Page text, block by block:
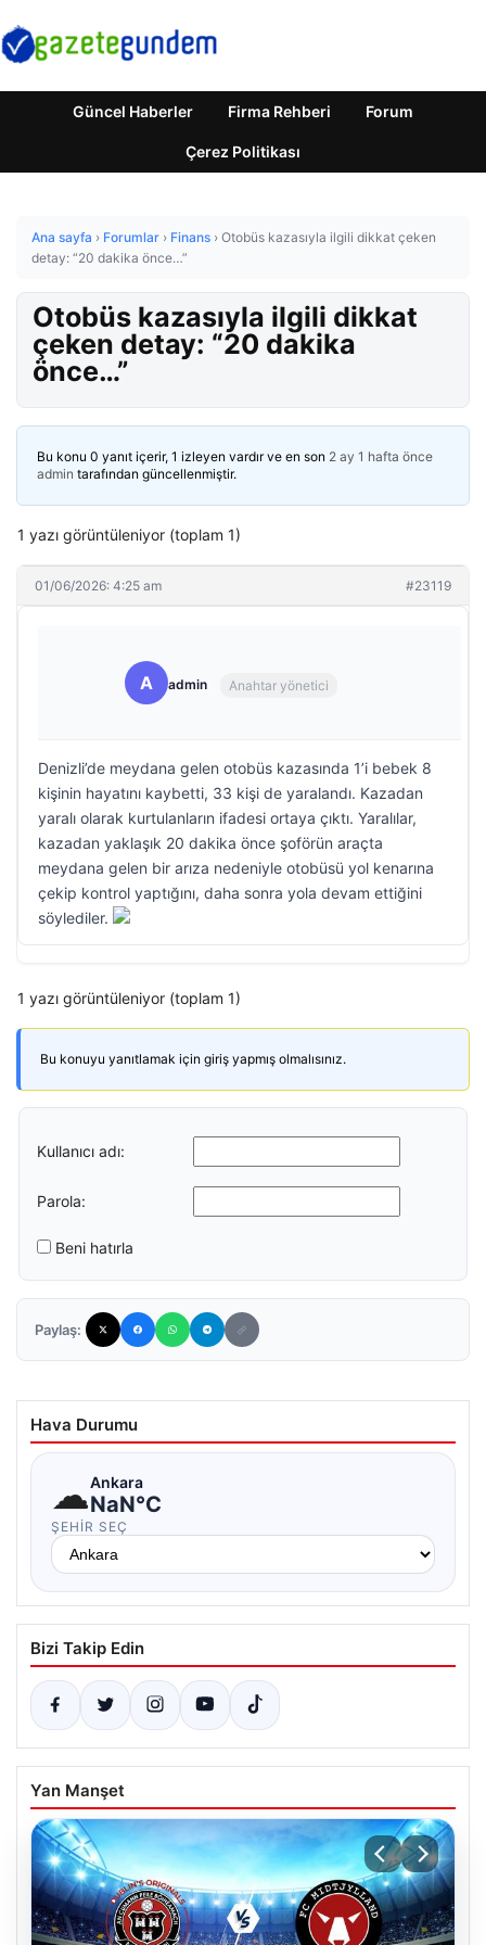
Güncel Haberler Firma Rehberi Forum
Çerez Politikası
Ana sayfa › Forumlar › Finans › Otobüs kazasıyla ilgili dikkat çeken
detay: “20 dakika önce…”
Otobüs kazasıyla ilgili dikkat
çeken detay: “20 dakika
önce…”
Bu konu 0 yanıt içerir, 1 izleyen vardır ve en son 2 ay 1 hafta önce
admin tarafından güncellenmiştir.
1 yazı görüntüleniyor (toplam 1)
01/06/2026: 4:25 am #23119
A admin Anahtar yönetici
Denizli’de meydana gelen otobüs kazasında 1’i bebek 8
kişinin hayatını kaybetti, 33 kişi de yaralandı. Kazadan
yaralı olarak kurtulanların ifadesi ortaya çıktı. Yaralılar,
kazadan yaklaşık 20 dakika önce şoförün araçta
meydana gelen bir arıza nedeniyle otobüsü yol kenarına
çekip kontrol yaptığını, daha sonra yola devam ettiğini
söylediler.
1 yazı görüntüleniyor (toplam 1)
Bu konuyu yanıtlamak için giriş yapmış olmalısınız.
Kullanıcı adı:
Parola:
Beni hatırla
Paylaş:
Hava Durumu
☁Ankara
NaN°C
ŞEHIR SEÇ
Bizi Takip Edin
Yan Manşet